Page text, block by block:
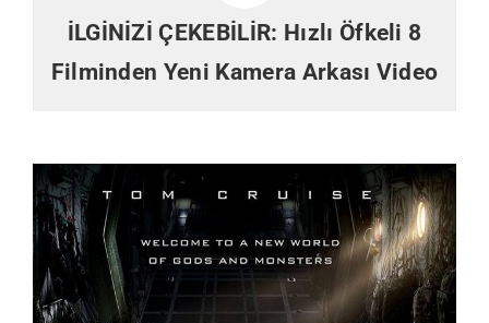
İLGİNİZİ ÇEKEBİLİR: Hızlı Öfkeli 8
Filminden Yeni Kamera Arkası Video